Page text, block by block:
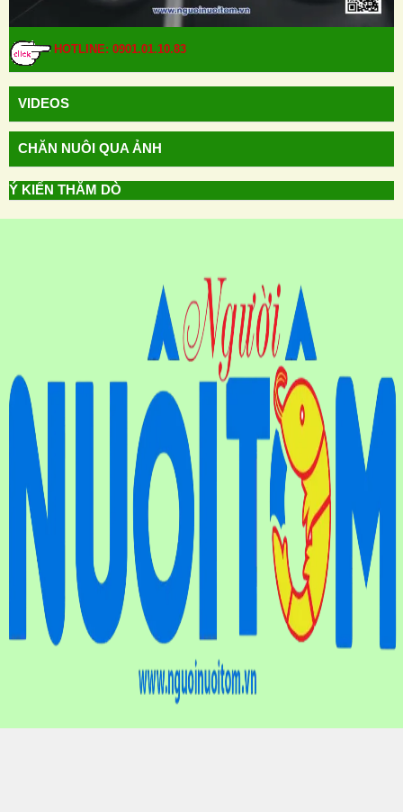
HOTLINE: 0901.01.10.83
VIDEOS
CHĂN NUÔI QUA ẢNH
Ý KIẾN THĂM DÒ